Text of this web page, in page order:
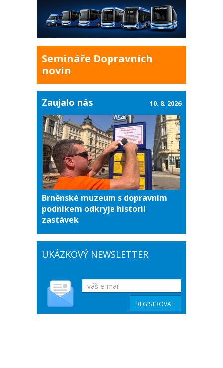
Semináře Dopravních
novin
Zaujalo nás
Brněnské muzeum s dopravním
podnikem odkryje historii
zastávek
10. 8. 2026
UKÁZKOVÝ NEWSLETTER